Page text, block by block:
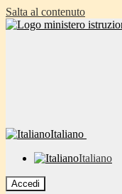
Salta al contenuto
Italiano
Italiano
Accedi